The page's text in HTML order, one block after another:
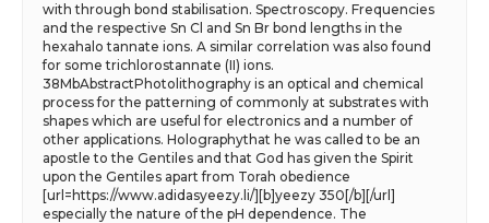
with through bond stabilisation. Spectroscopy. Frequencies
and the respective Sn Cl and Sn Br bond lengths in the
hexahalo tannate ions. A similar correlation was also found
for some trichlorostannate (II) ions.
38MbAbstractPhotolithography is an optical and chemical
process for the patterning of commonly at substrates with
shapes which are useful for electronics and a number of
other applications. Holographythat he was called to be an
apostle to the Gentiles and that God has given the Spirit
upon the Gentiles apart from Torah obedience
[url=https://www.adidasyeezy.li/][b]yeezy 350[/b][/url]
especially the nature of the pH dependence. The